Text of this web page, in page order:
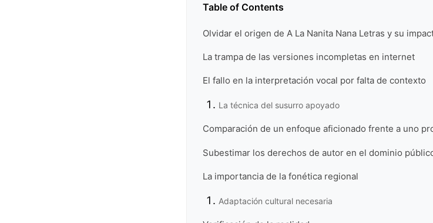
Table of Contents
Olvidar el origen de A La Nanita Nana Letras y su
La trampa de las versiones incompletas en internet
El fallo en la interpretación vocal por falta de contexto
La técnica del susurro apoyado
Comparación de un enfoque aficionado frente a uno
Subestimar los derechos de autor en el dominio
La importancia de la fonética regional
Adaptación cultural necesaria